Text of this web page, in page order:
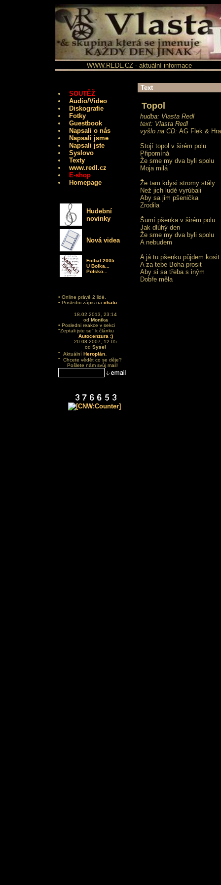
WWW.REDL.CZ - aktuální informace
SOUTĚŽ
Audio/Video
Diskografie
Fotky
Guestbook
Napsali o nás
Napsali jsme
Napsali jste
Syslovo
Texty
www.redl.cz
E-shop
Homepage
Hudební
novinky
Nová videa
Fotbal 2005...
U Bolka...
Polsko...
• Online právě 2 lidé.
• Posledni zápis na chatu
18.02.2013, 23:14
od Monika
• Posledni reakce v sekci
"Zeptali jste se" k článku
Autocenzura :)
20.08.2007, 12:05
od Sysel
" Aktuální Heroplán.
" Chcete vědět co se děje?
Pošlete nám svůj mail!
Text
Topol
hudba: Vlasta Redl
text: Vlasta Redl
vyšlo na CD: AG Flek &
Stojí topol v širém polu
Připomíná
Že sme my dva byli spolu
Moja milá
Že tam kdysi stromy stály
Než jich ludé vyrúbali
Aby sa jim pšenička
Zrodila
Šumí pšenka v širém polu
Jak dlúhý den
Že sme my dva byli spolu
A nebudem
A já tu pšenku půjdem kosit
A za tebe Boha prosit
Aby si sa třeba s iným
Dobře měla